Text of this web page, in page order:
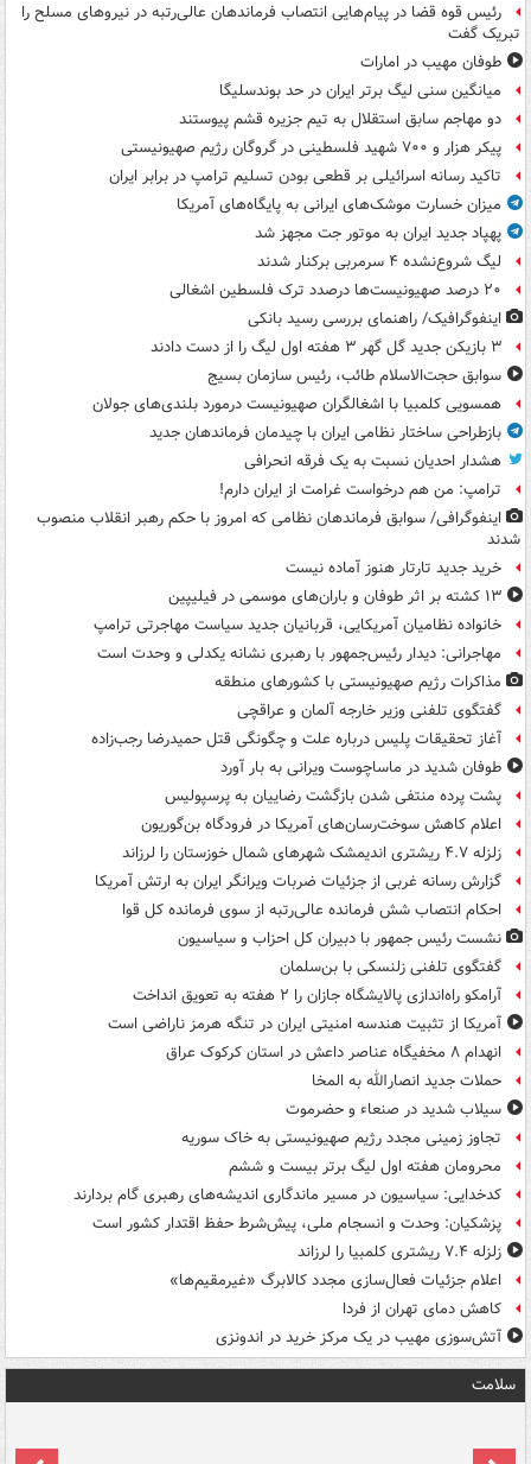
رئیس قوه قضا در پیام‌هایی انتصاب‌ فرماندهان عالی‌رتبه در نیروهای مسلح را
تبریک گفت
طوفان مهیب در امارات
میانگین سنی لیگ برتر ایران در حد بوندسلیگا
دو مهاجم سابق استقلال به تیم جزیره قشم پیوستند
پیکر هزار و ۷۰۰ شهید فلسطینی در گروگان رژیم صهیونیستی
تاکید رسانه اسرائیلی بر قطعی بودن تسلیم ترامپ در برابر ایران
میزان خسارت موشک‌های ایرانی به پایگاه‌های آمریکا
پهپاد جدید ایران به موتور جت مجهز شد
لیگ شروع‌نشده ۴ سرمربی برکنار شدند
۲۰ درصد صهیونیست‌ها درصدد ترک فلسطین اشغالی
اینفوگرافیک/ راهنمای بررسی رسید بانکی
۳ بازیکن جدید گل گهر ۳ هفته اول لیگ را از دست دادند
سوابق حجت‌الاسلام طائب، رئیس سازمان بسیج
همسویی کلمبیا با اشغالگران صهیونیست درمورد بلندی‌های جولان
بازطراحی ساختار نظامی ایران با چیدمان فرماندهان جدید
هشدار احدیان نسبت به یک فرقه انحرافی
ترامپ: من هم درخواست غرامت از ایران دارم!
اینفوگرافی/ سوابق فرماندهان نظامی که امروز با حکم رهبر انقلاب منصوب
شدند
خرید جدید تارتار هنوز آماده نیست
۱۳ کشته بر اثر طوفان و باران‌های موسمی در فیلیپین
خانواده نظامیان آمریکایی، قربانیان جدید سیاست مهاجرتی ترامپ
مهاجرانی: دیدار رئیس‌جمهور با رهبری نشانه یکدلی و وحدت است
مذاکرات رژیم صهیونیستی با کشورهای منطقه
گفتگوی تلفنی وزیر خارجه آلمان و عراقچی
آغاز تحقیقات پلیس درباره علت و چگونگی قتل حمیدرضا رجب‌زاده
طوفان شدید در ماساچوست ویرانی به بار آورد
پشت پرده منتفی شدن بازگشت رضاییان به پرسپولیس
اعلام کاهش سوخت‌رسان‌های آمریکا در فرودگاه بن‌گوریون
زلزله ۴.۷ ریشتری اندیمشک شهرهای شمال خوزستان را لرزاند
گزارش رسانه غربی از جزئیات ضربات ویرانگر ایران به ارتش آمریکا
احکام انتصاب شش فرمانده عالی‌رتبه از سوی فرمانده کل قوا
نشست رئیس جمهور با دبیران کل احزاب و سیاسیون
گفتگوی تلفنی زلنسکی با بن‌سلمان
آرامکو راه‌اندازی پالایشگاه جازان را ۲ هفته به تعویق انداخت
آمریکا از تثبیت هندسه امنیتی ایران در تنگه هرمز ناراضی است
انهدام ۸ مخفیگاه عناصر داعش در استان کرکوک عراق
حملات جدید انصارالله به المخا
سیلاب شدید در صنعاء و حضرموت
تجاوز زمینی مجدد رژیم صهیونیستی به خاک سوریه
محرومان هفته اول لیگ برتر بیست و ششم
کدخدایی: سیاسیون در مسیر ماندگاری اندیشه‌های رهبری گام بردارند
پزشکیان: وحدت و انسجام ملی، پیش‌شرط حفظ اقتدار کشور است
زلزله ۷.۴ ریشتری کلمبیا را لرزاند
اعلام جزئیات فعال‌سازی مجدد کالابرگ «غیرمقیم‌ها»
کاهش دمای تهران از فردا
آتش‌سوزی مهیب در یک مرکز خرید در اندونزی
سلامت